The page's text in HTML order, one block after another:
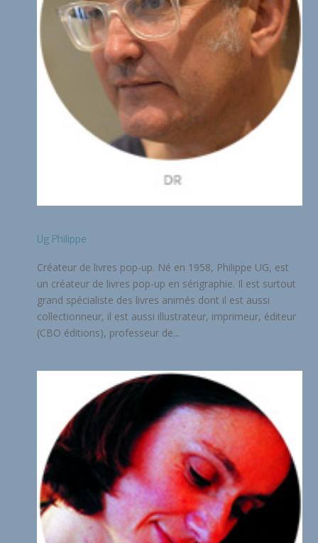
Ug Philippe
Créateur de livres pop-up. Né en 1958, Philippe UG, est
un créateur de livres pop-up en sérigraphie. Il est surtout
grand spécialiste des livres animés dont il est aussi
collectionneur, il est aussi illustrateur, imprimeur, éditeur
(CBO éditions), professeur de...